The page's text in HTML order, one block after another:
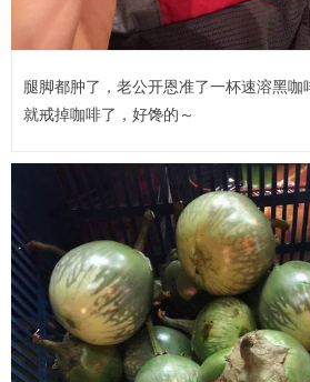
腿脚都肿了，老公开恩准了一杯速溶黑咖
就戒掉咖啡了，好馋的～